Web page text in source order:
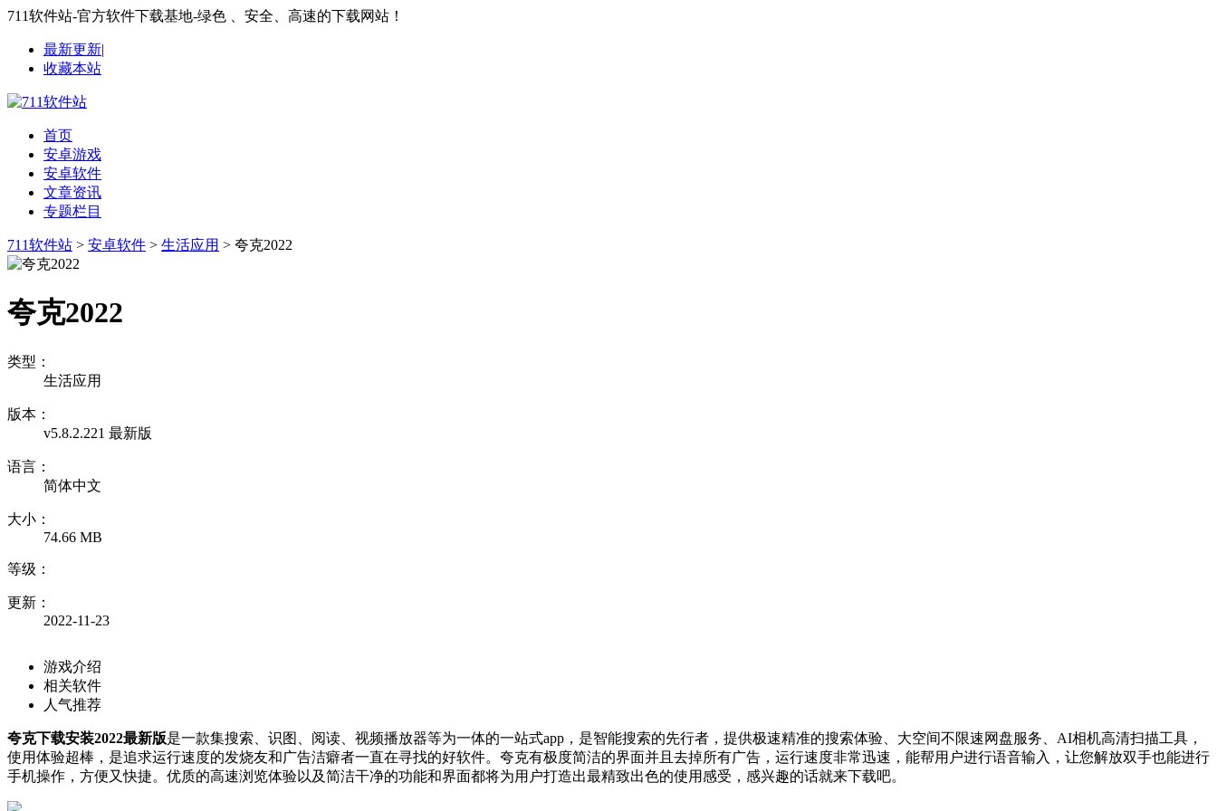
711软件站-官方软件下载基地-绿色 、安全、高速的下载网站！
最新更新|
收藏本站
首页
安卓游戏
安卓软件
文章资讯
专题栏目
711软件站 > 安卓软件 > 生活应用 > 夸克2022
夸克2022
类型：
生活应用
版本：
v5.8.2.221 最新版
语言：
简体中文
大小：
74.66 MB
等级：
更新：
2022-11-23
游戏介绍
相关软件
人气推荐
夸克下载安装2022最新版是一款集搜索、识图、阅读、视频播放器等为一体的一站式app，是智能搜索的先行者，提供极速精准的搜索体验、大空间不限速网盘服务、AI相机高清扫描工具，
使用体验超棒，是追求运行速度的发烧友和广告洁癖者一直在寻找的好软件。夸克有极度简洁的界面并且去掉所有广告，运行速度非常迅速，能帮用户进行语音输入，让您解放双手也能进行
手机操作，方便又快捷。优质的高速浏览体验以及简洁干净的功能和界面都将为用户打造出最精致出色的使用感受，感兴趣的话就来下载吧。